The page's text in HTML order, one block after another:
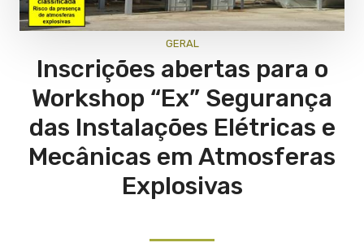
GERAL
Inscrições abertas para o
Workshop “Ex” Segurança
das Instalações Elétricas e
Mecânicas em Atmosferas
Explosivas